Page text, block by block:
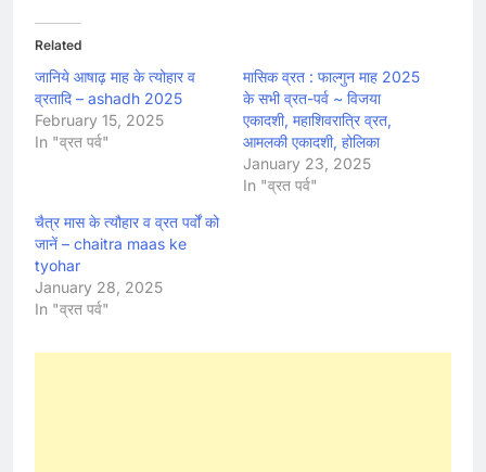
Related
जानिये आषाढ़ माह के त्योहार व
व्रतादि – ashadh 2025
February 15, 2025
In "व्रत पर्व"
मासिक व्रत : फाल्गुन माह 2025
के सभी व्रत-पर्व ~ विजया
एकादशी, महाशिवरात्रि व्रत,
आमलकी एकादशी, होलिका
January 23, 2025
In "व्रत पर्व"
चैत्र मास के त्यौहार व व्रत पर्वों को
जानें – chaitra maas ke
tyohar
January 28, 2025
In "व्रत पर्व"